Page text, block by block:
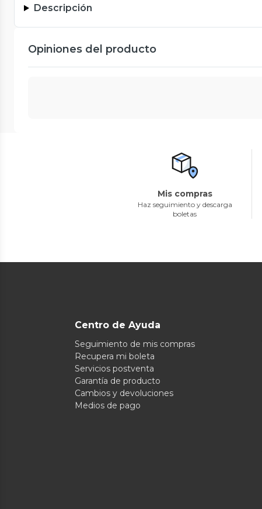
Descripción
Opiniones del producto
Mis compras
Haz seguimiento y descarga
boletas
Centro de Ayuda
Seguimiento de mis compras
Recupera mi boleta
Servicios postventa
Garantía de producto
Cambios y devoluciones
Medios de pago